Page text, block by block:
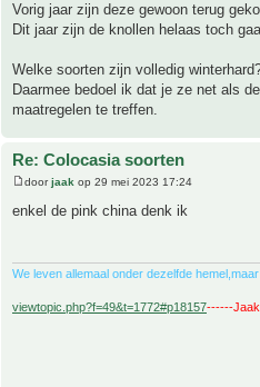
Vorig jaar zijn deze gewoon terug
Dit jaar zijn de knollen helaas toch
Welke soorten zijn volledig
Daarmee bedoel ik dat je ze net als
maatregelen te treffen.
Re: Colocasia soorten
doorjaak op 29 mei 2023 17:24
enkel de pink china denk ik
We leven allemaal onder dezelfde
viewtopic.php?f=49&t=1772#p18157------